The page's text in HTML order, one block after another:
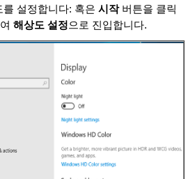
설정합니다: 혹은 시작버튼을 클릭
해상도 설정으로 진입합니다.